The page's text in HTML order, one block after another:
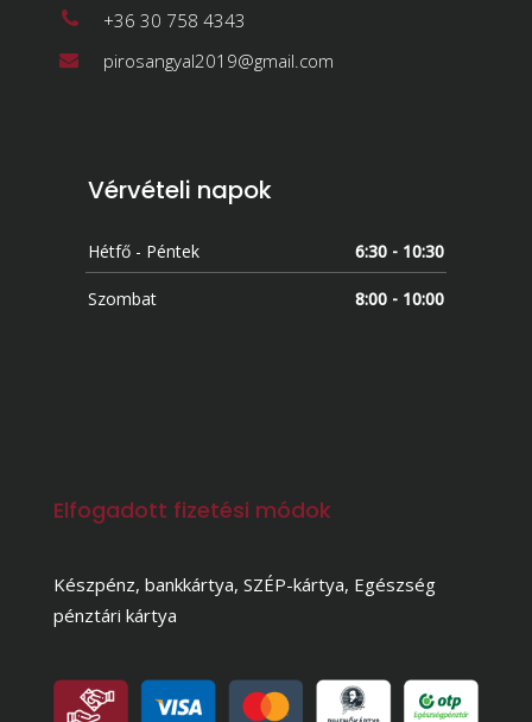
+36 30 758 4343
pirosangyal2019@gmail.com
Vérvételi napok
Hétfő - Péntek 6:30 - 10:30
Szombat 8:00 - 10:00
Elfogadott fizetési módok
Készpénz, bankkártya, SZÉP-kártya, Egészség
pénztári kártya